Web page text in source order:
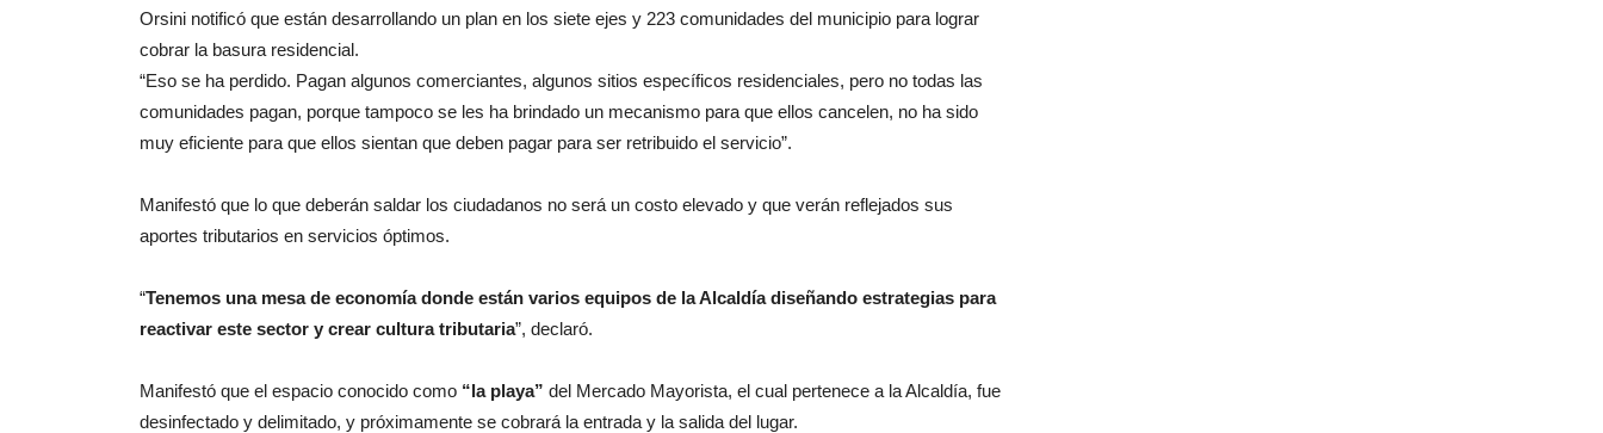
Orsini notificó que están desarrollando un plan en los siete ejes y 223 comunidades del municipio para lograr
cobrar la basura residencial.
“Eso se ha perdido. Pagan algunos comerciantes, algunos sitios específicos residenciales, pero no todas las
comunidades pagan, porque tampoco se les ha brindado un mecanismo para que ellos cancelen, no ha sido
muy eficiente para que ellos sientan que deben pagar para ser retribuido el servicio”.
Manifestó que lo que deberán saldar los ciudadanos no será un costo elevado y que verán reflejados sus
aportes tributarios en servicios óptimos.
“Tenemos una mesa de economía donde están varios equipos de la Alcaldía diseñando estrategias para
reactivar este sector y crear cultura tributaria”, declaró.
Manifestó que el espacio conocido como “la playa” del Mercado Mayorista, el cual pertenece a la Alcaldía, fue
desinfectado y delimitado, y próximamente se cobrará la entrada y la salida del lugar.